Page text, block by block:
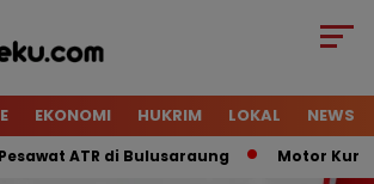
EKONOMI HUKRIM LOKAL NEWS
ATR di Bulusaraung Motor Kurir